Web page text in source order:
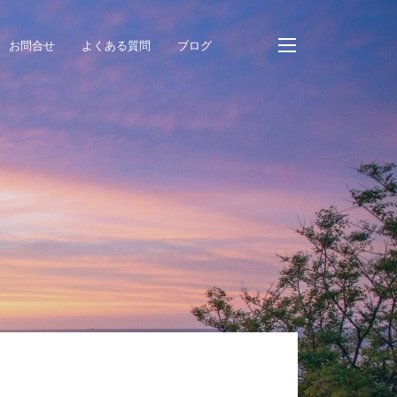
お問合せ よくある質問 ブログ